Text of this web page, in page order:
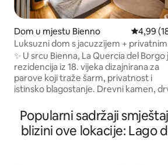
Dom u mjestu Bienno
4,99
Luksuzni dom s jacuzzijem + privatnim
SPA centrom + pogledom na Alpe
✨ U srcu Bienna, La Quercia del Borgo
rezidencija iz 18. vijeka dizajnirana za
parove koji traže šarm, privatnost i
istinsko blagostanje. Drevni kamen,
vas s jacuzzijem, finskom saunom i
pogledom na Alpe. 🛏️ Apartman s
bračnim krevetom (širokim 180–200
Popularni sadržaji
blizini ove lokacije: Lago